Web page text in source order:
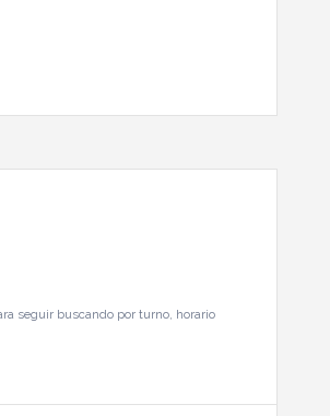
seguir buscando por turno, horario